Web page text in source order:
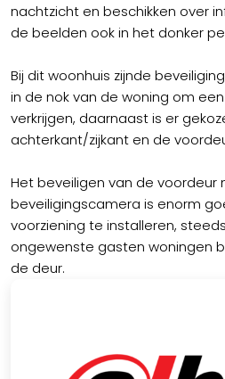
nachtzicht en beschikken over
de beelden ook in het donker
Bij dit woonhuis zijnde
in de nok van de woning om
verkrijgen, daarnaast is er
achterkant/zijkant en de
Het beveiligen van de voordeur
beveiligingscamera is enorm
voorziening te installeren,
ongewenste gasten woningen
de deur.